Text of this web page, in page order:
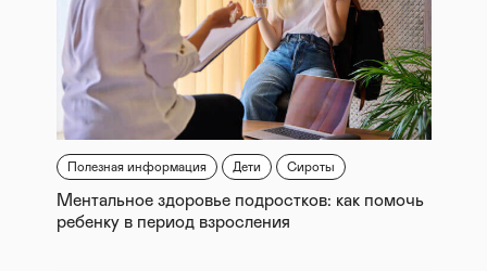
Полезная информация Дети Сироты
Ментальное здоровье подростков: как помочь
ребенку в период взросления